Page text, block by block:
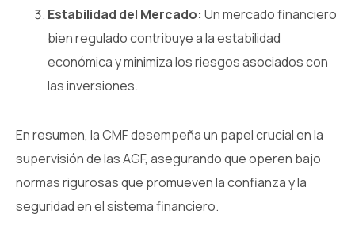
Estabilidad del Mercado: Un mercado financiero
bien regulado contribuye a la estabilidad
económica y minimiza los riesgos asociados con
las inversiones.
En resumen, la CMF desempeña un papel crucial en la
supervisión de las AGF, asegurando que operen bajo
normas rigurosas que promueven la confianza y la
seguridad en el sistema financiero.